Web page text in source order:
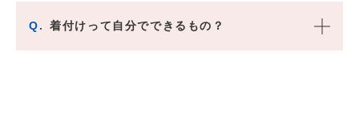
Q. 着付けって自分でできるもの？